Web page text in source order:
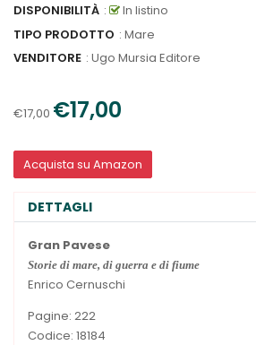
DISPONIBILITÀ :
In listino
TIPO PRODOTTO : Mare
VENDITORE : Ugo Mursia Editore
€17,00 €17,00
Acquista su Amazon
DETTAGLI
Gran Pavese
Storie di mare, di guerra e di fiume
Enrico Cernuschi
Pagine: 222
Codice: 18184